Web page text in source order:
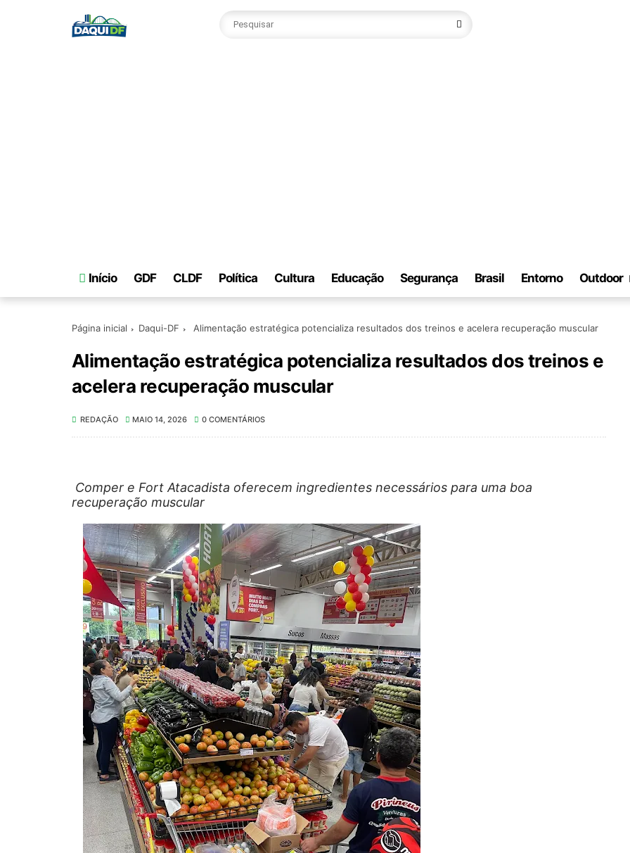
Início GDF CLDF Política Cultura Educação Segurança Brasil Entorno Outdoor
Página inicial Daqui-DF Alimentação estratégica potencializa resultados dos treinos e acelera recuperação muscular
Alimentação estratégica potencializa resultados dos treinos e
acelera recuperação muscular
REDAÇÃO MAIO 14, 2026 0 COMENTÁRIOS
Comper e Fort Atacadista oferecem ingredientes necessários para uma boa
recuperação muscular